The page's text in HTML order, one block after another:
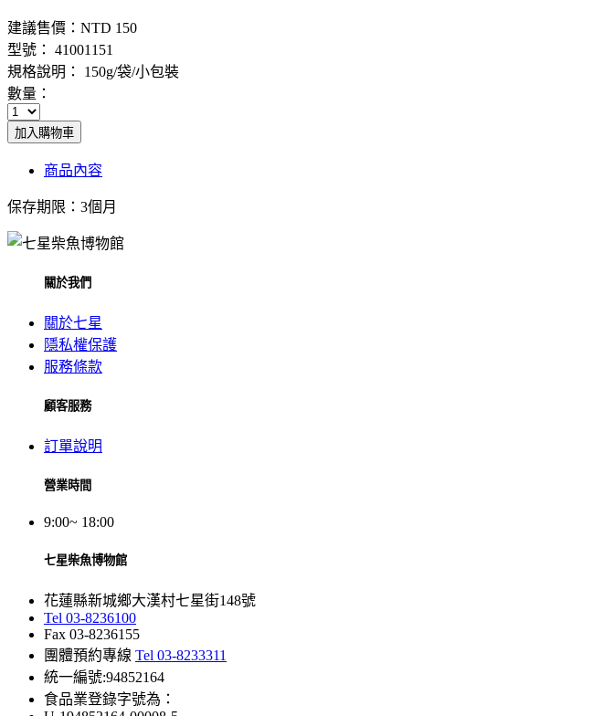
建議售價： NTD 150
型號： 41001151
規格說明： 150g/袋/小包裝
數量：
加入購物車
商品內容
保存期限：3個月
關於我們
關於七星
隱私權保護
服務條款
顧客服務
訂單說明
營業時間
9:00~ 18:00
七星柴魚博物館
花蓮縣新城鄉大漢村七星街148號
Tel 03-8236100
Fax 03-8236155
團體預約專線 Tel 03-8233311
統一編號:94852164
食品業登錄字號為：